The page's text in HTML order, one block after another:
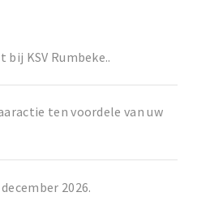
KSV Rumbeke..
ten voordele van uw
2026.